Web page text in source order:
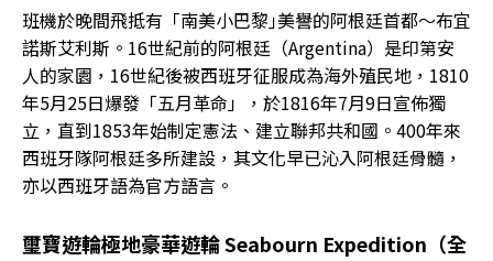
班機於晚間飛抵有「南美小巴黎｣美譽的阿根廷首都〜布宜
諾斯艾利斯。16世紀前的阿根廷（Argentina）是印第安
人的家園，16世紀後被西班牙征服成為海外殖民地，1810
年5月25日爆發「五月革命」，於1816年7月9日宣佈獨
立，直到1853年始制定憲法、建立聯邦共和國。400年來
西班牙隊阿根廷多所建設，其文化早已沁入阿根廷骨髓，
亦以西班牙語為官方語言。
璽寶遊輪極地豪華遊輪 Seabourn Expedition（全